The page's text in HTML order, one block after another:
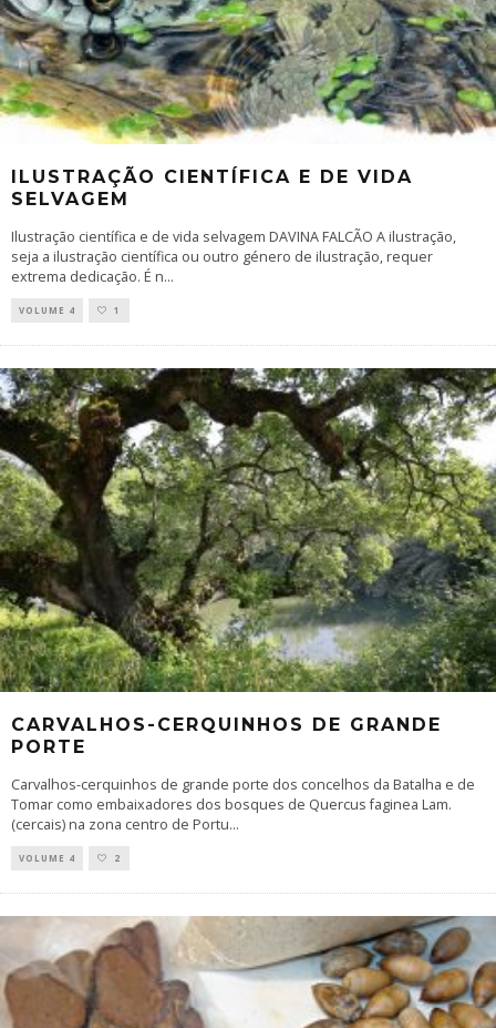
ILUSTRAÇÃO CIENTÍFICA E DE VIDA
SELVAGEM
Ilustração científica e de vida selvagem DAVINA FALCÃO A ilustração,
seja a ilustração científica ou outro género de ilustração, requer
extrema dedicação. É n...
VOLUME 4 1
CARVALHOS-CERQUINHOS DE GRANDE
PORTE
Carvalhos-cerquinhos de grande porte dos concelhos da Batalha e de
Tomar como embaixadores dos bosques de Quercus faginea Lam.
(cercais) na zona centro de Portu...
VOLUME 4 2